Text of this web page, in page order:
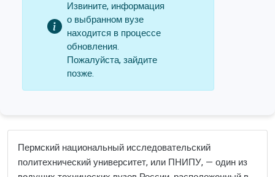
Извините, информация
о выбранном вузе
находится в процессе
обновления.
Пожалуйста, зайдите
позже.
Пермский национальный исследовательский
политехнический университет, или ПНИПУ, — один из